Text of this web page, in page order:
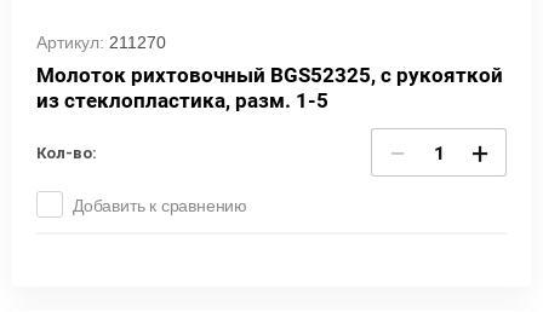
Артикул: 211270
Молоток рихтовочный BGS52325, с рукояткой
из стеклопластика, разм. 1-5
Кол-во: − +
Добавить к сравнению